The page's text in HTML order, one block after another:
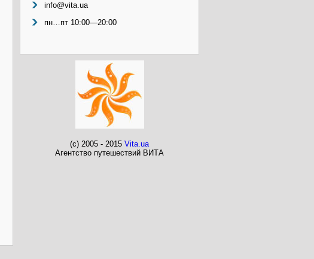
info@vita.ua
пн…пт 10:00—20:00
(c) 2005 - 2015 Vita.ua
Агентство путешествий ВИТА